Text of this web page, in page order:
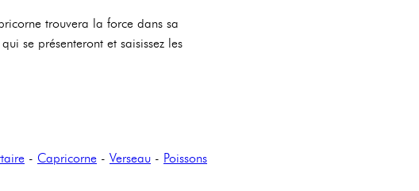
trouvera la force dans sa
se présenteront et saisissez les
- Capricorne - Verseau - Poissons